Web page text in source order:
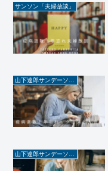
サンソン「夫婦放談」